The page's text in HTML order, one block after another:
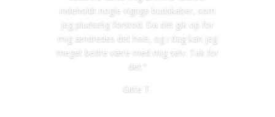
indeholdt nogle vigtige budskaber, som
jeg pludselig forstod. Da det gik op for
mig ændredes det hele, og i dag kan jeg
meget bedre være med mig selv. Tak for
det.”
Gitte T.